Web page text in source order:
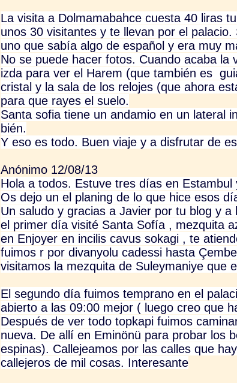
La visita a Dolmamabahce cuesta 40 liras
unos 30 visitantes y te llevan por el
uno que sabía algo de español y era muy
No se puede hacer fotos. Cuando acaba
izda para ver el Harem (que también es
cristal y la sala de los relojes (que ahora
para que rayes el suelo.
Santa sofia tiene un andamio en un lateral
bién.
Y eso es todo. Buen viaje y a disfrutar de
Anónimo 12/08/13
Hola a todos. Estuve tres días en Estambul
Os dejo un el planing de lo que hice esos
Un saludo y gracias a Javier por tu blog y
el primer día visité Santa Sofía , mezquita
en Enjoyer en incilis cavus sokagi , te
fuimos r por divanyolu cadessi hasta
visitamos la mezquita de Suleymaniye que
El segundo día fuimos temprano en el
abierto a las 09:00 mejor ( luego creo que
Después de ver todo topkapi fuimos
nueva. De allí en Eminönü para probar los
espinas). Callejeamos por las calles que
callejeros de mil cosas. Interesante